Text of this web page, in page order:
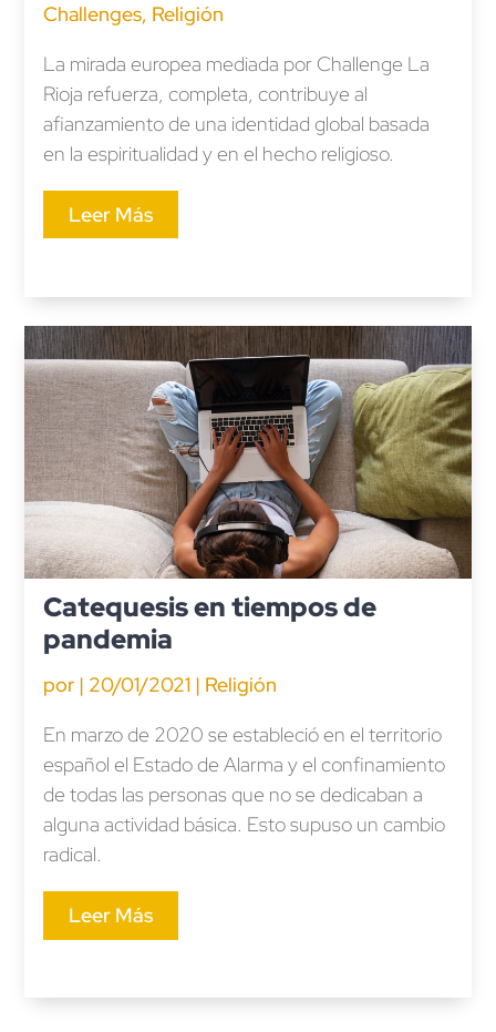
Challenges, Religión
La mirada europea mediada por Challenge La
Rioja refuerza, completa, contribuye al
afianzamiento de una identidad global basada
en la espiritualidad y en el hecho religioso.
Leer Más
Catequesis en tiempos de
pandemia
por | 20/01/2021| Religión
En marzo de 2020 se estableció en el territorio
español el Estado de Alarma y el confinamiento
de todas las personas que no se dedicaban a
alguna actividad básica. Esto supuso un cambio
radical.
Leer Más